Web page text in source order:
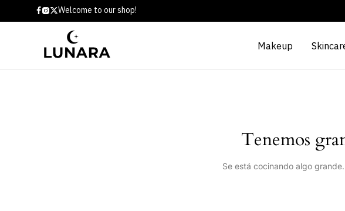
Welcome to our shop!
Makeup
Tenemos
Se está cocinando algo